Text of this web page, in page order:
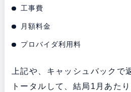
工事費
月額料金
プロバイダ利用料
上記や、キャッシュバックで
トータルして、結局1月あた